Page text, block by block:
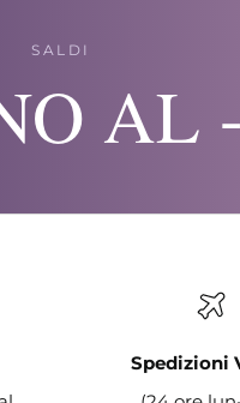
SALDI
AL
Spedizioni